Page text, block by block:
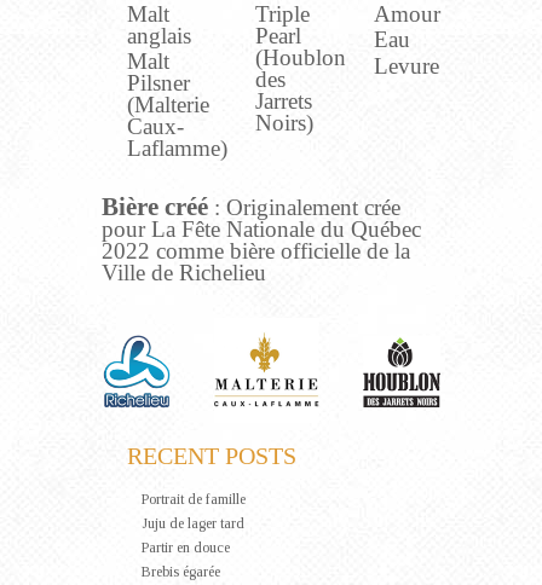
Malt
anglais
Malt
Pilsner
(Malterie
Caux-
Laflamme)
Triple
Pearl
(Houblon
des
Jarrets
Noirs)
Amour
Eau
Levure
Bière créé : Originalement crée
pour La Fête Nationale du Québec
2022 comme bière officielle de la
Ville de Richelieu
RECENT POSTS
Portrait de famille
Juju de lager tard
Partir en douce
Brebis égarée